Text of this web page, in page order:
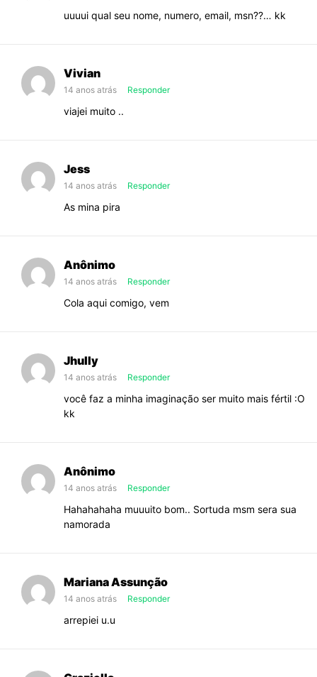
uuuui qual seu nome, numero, email, msn??… kk
Vivian
14 anos atrás Responder
viajei muito ..
Jess
14 anos atrás Responder
As mina pira
Anônimo
14 anos atrás Responder
Cola aqui comigo, vem
Jhully
14 anos atrás Responder
você faz a minha imaginação ser muito mais fértil :O
kk
Anônimo
14 anos atrás Responder
Hahahahaha muuuito bom.. Sortuda msm sera sua
namorada
Mariana Assunção
14 anos atrás Responder
arrepiei u.u